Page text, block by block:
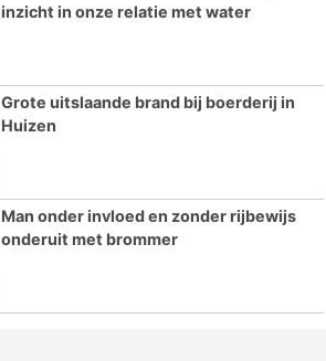
inzicht in onze relatie met water
Grote uitslaande brand bij boerderij in
Huizen
Man onder invloed en zonder rijbewijs
onderuit met brommer